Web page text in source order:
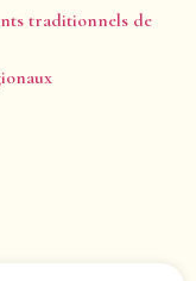
traditionnels de